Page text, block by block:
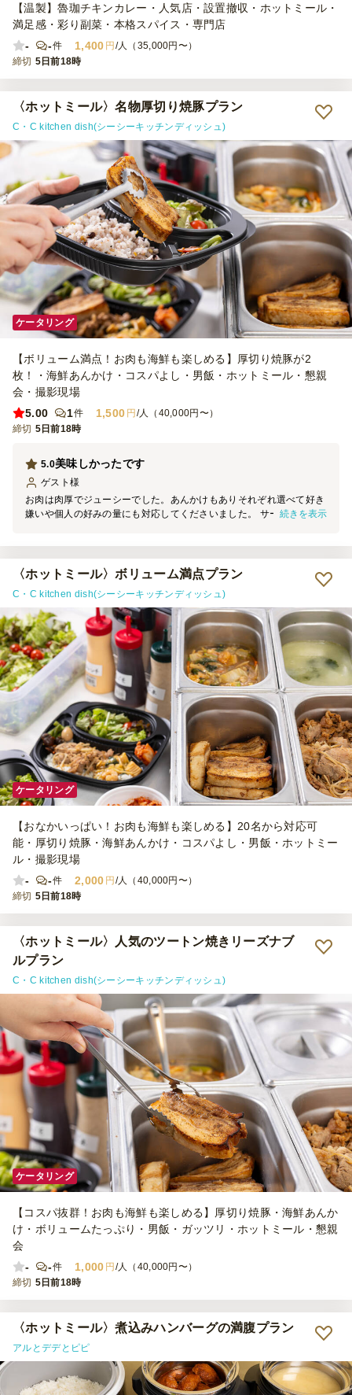
【温製】魯珈チキンカレー・人気店・設置撤収・ホットミール・
満足感・彩り副菜・本格スパイス・専門店
-
-件 1,400 円 /人（35,000円〜）
締切 5日前18時
〈ホットミール〉名物厚切り焼豚プラン
C・C kitchen dish(シーシーキッチンディッシュ)
ケータリング
【ボリューム満点！お肉も海鮮も楽しめる】厚切り焼豚が2
枚！・海鮮あんかけ・コスパよし・男飯・ホットミール・懇親
会・撮影現場
5.00
1件 1,500 円 /人（40,000円〜）
締切 5日前18時
美味しかったです
5.0
ゲスト 様
お肉は肉厚でジューシーでした。あんかけもありそれぞれ選べて好き
嫌いや個人の好みの量にも対応してくださいました。 サービスもよ
続きを表示
〈ホットミール〉ボリューム満点プラン
C・C kitchen dish(シーシーキッチンディッシュ)
ケータリング
【おなかいっぱい！お肉も海鮮も楽しめる】20名から対応可
能・厚切り焼豚・海鮮あんかけ・コスパよし・男飯・ホットミー
ル・撮影現場
-
-件 2,000 円 /人（40,000円〜）
締切 5日前18時
〈ホットミール〉人気のツートン焼きリーズナブ
ルプラン
C・C kitchen dish(シーシーキッチンディッシュ)
ケータリング
【コスパ抜群！お肉も海鮮も楽しめる】厚切り焼豚・海鮮あんか
け・ボリュームたっぷり・男飯・ガッツリ・ホットミール・懇親
会
-
-件 1,000 円 /人（40,000円〜）
締切 5日前18時
〈ホットミール〉煮込みハンバーグの満腹プラン
アルとデデとピピ